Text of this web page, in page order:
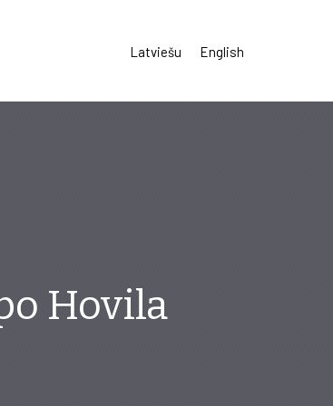
Latviešu English
Hovila